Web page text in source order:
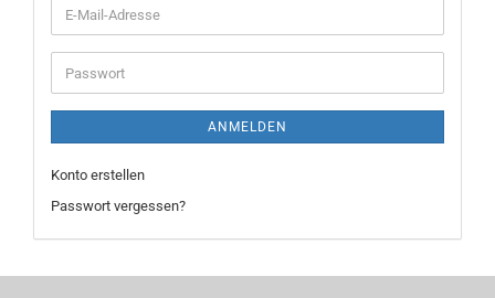
E-
Mail-
Adresse
Passwort
ANMELDEN
Konto erstellen
Passwort vergessen?